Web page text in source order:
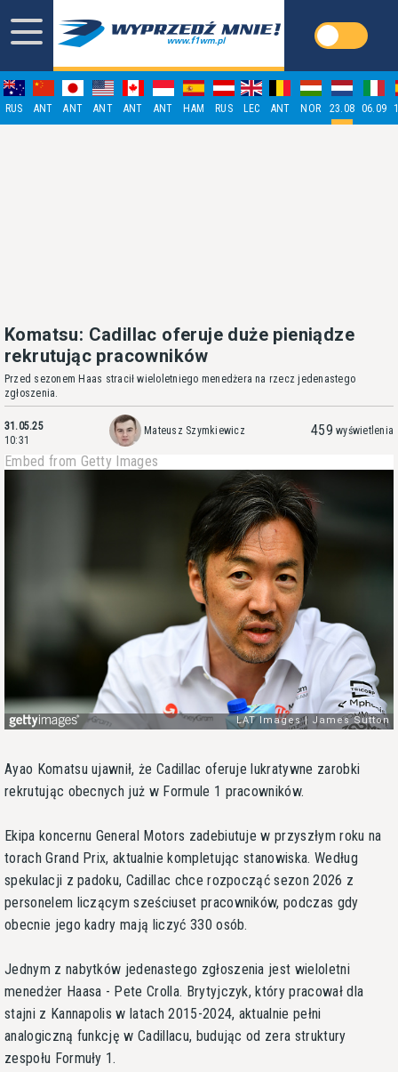
RUS ANT ANT ANT ANT ANT HAM RUS LEC ANT NOR 23.08 06.09
Komatsu: Cadillac oferuje duże pieniądze
rekrutując pracowników
Przed sezonem Haas stracił wieloletniego menedżera na rzecz jedenastego
zgłoszenia.
31.05.25
10:31
Mateusz Szymkiewicz 459 wyświetlenia
Embed from Getty Images
Ayao Komatsu ujawnił, że Cadillac oferuje lukratywne zarobki
rekrutując obecnych już w Formule 1 pracowników.
Ekipa koncernu General Motors zadebiutuje w przyszłym roku na
torach Grand Prix, aktualnie kompletując stanowiska. Według
spekulacji z padoku, Cadillac chce rozpocząć sezon 2026 z
personelem liczącym sześciuset pracowników, podczas gdy
obecnie jego kadry mają liczyć 330 osób.
Jednym z nabytków jedenastego zgłoszenia jest wieloletni
menedżer Haasa - Pete Crolla. Brytyjczyk, który pracował dla
stajni z Kannapolis w latach 2015-2024, aktualnie pełni
analogiczną funkcję w Cadillacu, budując od zera struktury
zespołu Formuły 1.